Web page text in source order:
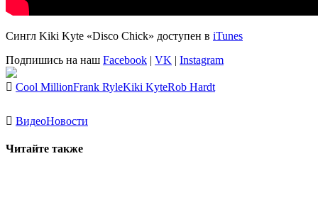
Сингл Kiki Kyte «Disco Chick» доступен в iTunes
Подпишись на наш Facebook | VK | Instagram
Cool MillionFrank RyleKiki KyteRob Hardt
ВидеоНовости
Читайте также